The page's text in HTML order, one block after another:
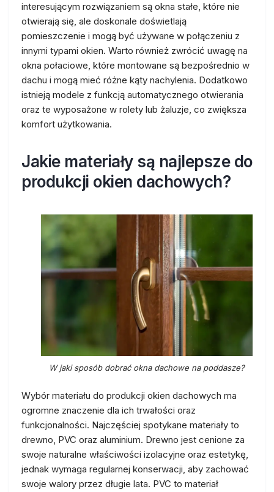
interesującym rozwiązaniem są okna stałe, które nie
otwierają się, ale doskonale doświetlają
pomieszczenie i mogą być używane w połączeniu z
innymi typami okien. Warto również zwrócić uwagę na
okna połaciowe, które montowane są bezpośrednio w
dachu i mogą mieć różne kąty nachylenia. Dodatkowo
istnieją modele z funkcją automatycznego otwierania
oraz te wyposażone w rolety lub żaluzje, co zwiększa
komfort użytkowania.
Jakie materiały są najlepsze do
produkcji okien dachowych?
W jaki sposób dobrać okna dachowe na poddasze?
Wybór materiału do produkcji okien dachowych ma
ogromne znaczenie dla ich trwałości oraz
funkcjonalności. Najczęściej spotykane materiały to
drewno, PVC oraz aluminium. Drewno jest cenione za
swoje naturalne właściwości izolacyjne oraz estetykę,
jednak wymaga regularnej konserwacji, aby zachować
swoje walory przez długie lata. PVC to materiał